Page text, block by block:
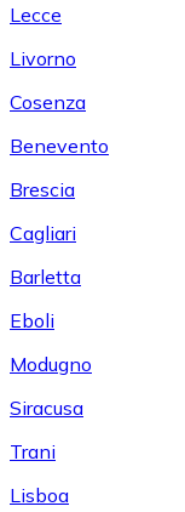
Lecce
Livorno
Cosenza
Benevento
Brescia
Cagliari
Barletta
Eboli
Modugno
Siracusa
Trani
Lisboa